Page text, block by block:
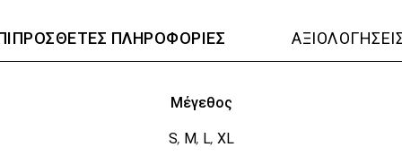
ΠΛΗΡΟΦΟΡΊΕΣ
Μέγεθος
S, M, L, XL